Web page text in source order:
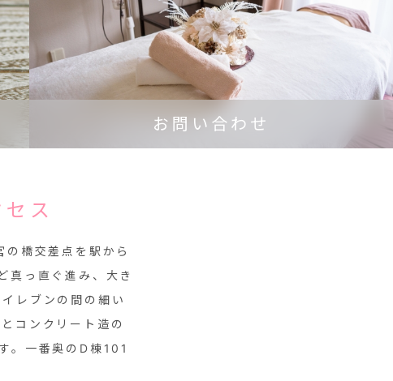
お問い合わせ
セス
橋交差点を駅から
真っ直ぐ進み、大き
レブンの間の細い
コンクリート造の
。一番奥のD棟101